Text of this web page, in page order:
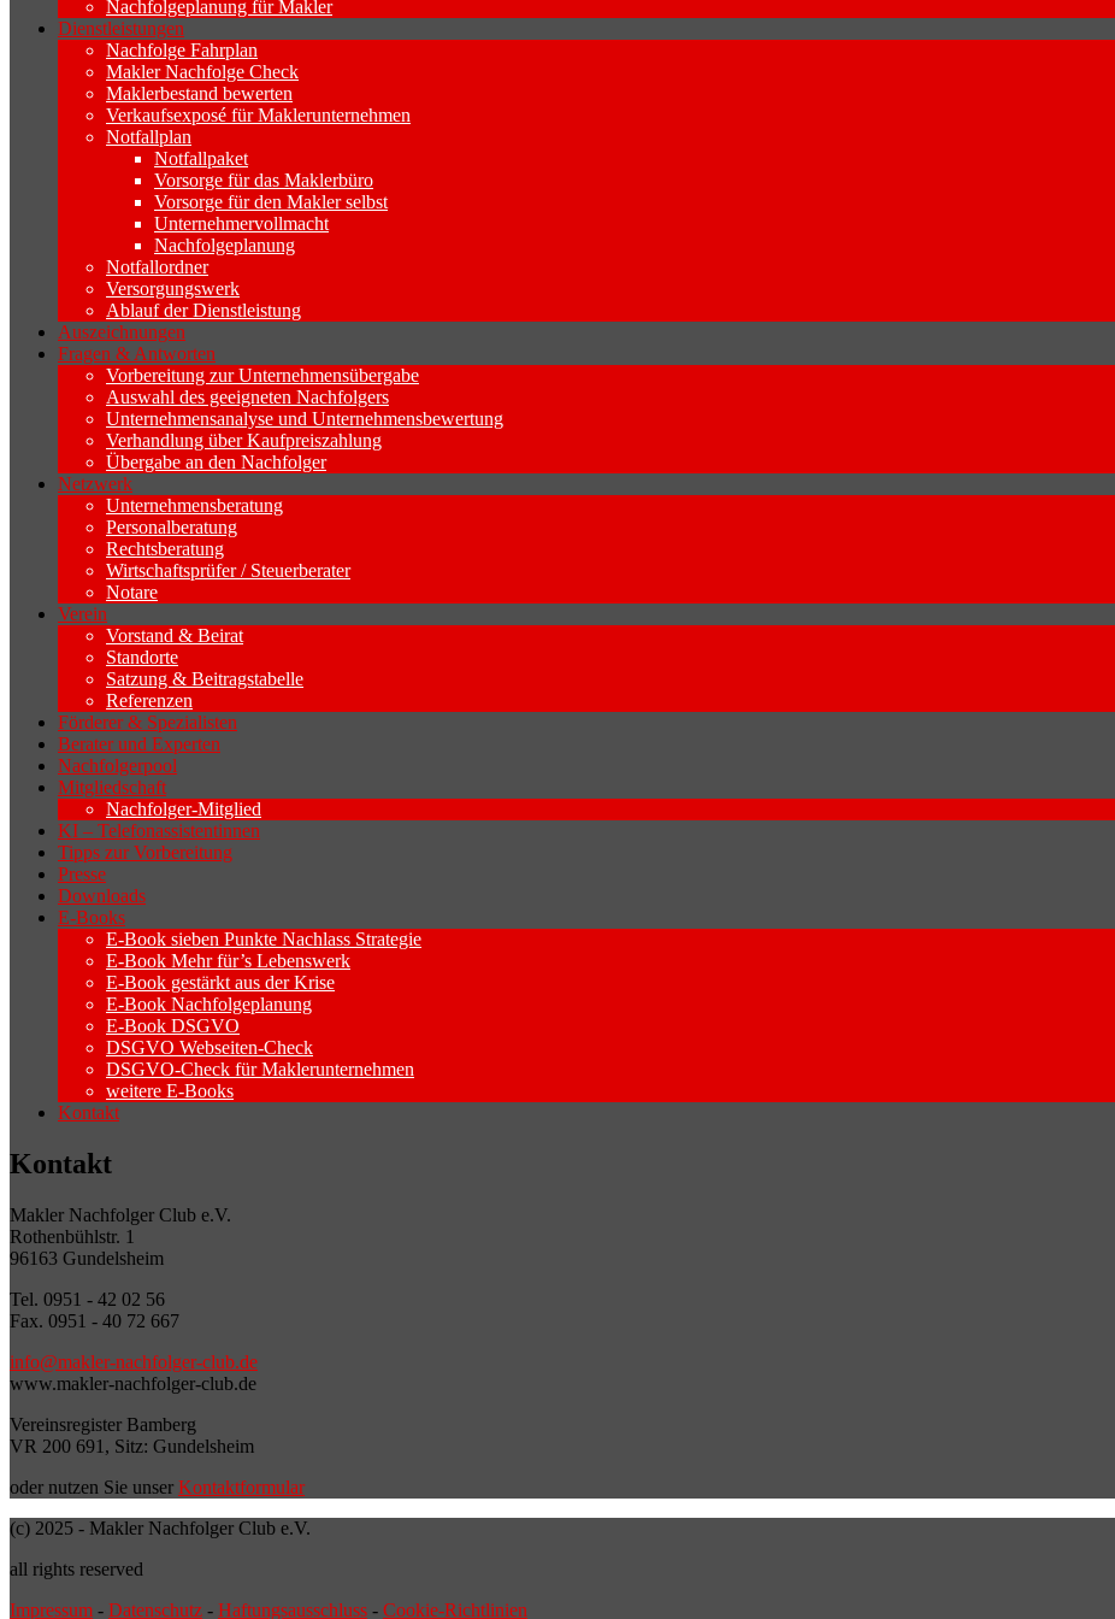
Nachfolgeplanung für Makler
Dienstleistungen
Nachfolge Fahrplan
Makler Nachfolge Check
Maklerbestand bewerten
Verkaufsexposé für Maklerunternehmen
Notfallplan
Notfallpaket
Vorsorge für das Maklerbüro
Vorsorge für den Makler selbst
Unternehmervollmacht
Nachfolgeplanung
Notfallordner
Versorgungswerk
Ablauf der Dienstleistung
Auszeichnungen
Fragen & Antworten
Vorbereitung zur Unternehmensübergabe
Auswahl des geeigneten Nachfolgers
Unternehmensanalyse und Unternehmensbewertung
Verhandlung über Kaufpreiszahlung
Übergabe an den Nachfolger
Netzwerk
Unternehmensberatung
Personalberatung
Rechtsberatung
Wirtschaftsprüfer / Steuerberater
Notare
Verein
Vorstand & Beirat
Standorte
Satzung & Beitragstabelle
Referenzen
Förderer & Spezialisten
Berater und Experten
Nachfolgerpool
Mitgliedschaft
Nachfolger-Mitglied
KI – Telefonassistentinnen
Tipps zur Vorbereitung
Presse
Downloads
E-Books
E-Book sieben Punkte Nachlass Strategie
E-Book Mehr für’s Lebenswerk
E-Book gestärkt aus der Krise
E-Book Nachfolgeplanung
E-Book DSGVO
DSGVO Webseiten-Check
DSGVO-Check für Maklerunternehmen
weitere E-Books
Kontakt
Kontakt
Makler Nachfolger Club e.V.
Rothenbühlstr. 1
96163 Gundelsheim
Tel. 0951 - 42 02 56
Fax. 0951 - 40 72 667
info@makler-nachfolger-club.de
www.makler-nachfolger-club.de
Vereinsregister Bamberg
VR 200 691, Sitz: Gundelsheim
oder nutzen Sie unser Kontaktformular
(c) 2025 - Makler Nachfolger Club e.V.
all rights reserved
Impressum - Datenschutz - Haftungsausschluss - Cookie-Richtlinien